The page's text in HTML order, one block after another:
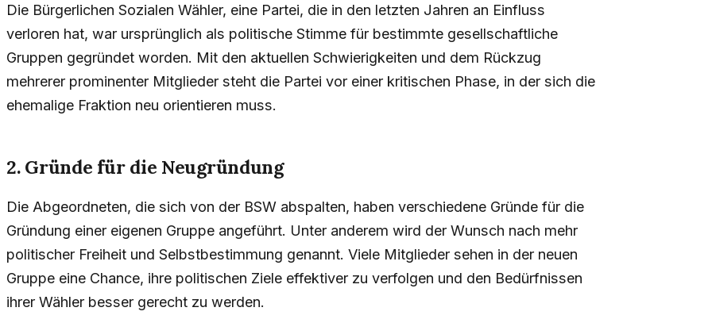
Die Bürgerlichen Sozialen Wähler, eine Partei, die in den letzten Jahren an Einfluss
verloren hat, war ursprünglich als politische Stimme für bestimmte gesellschaftliche
Gruppen gegründet worden. Mit den aktuellen Schwierigkeiten und dem Rückzug
mehrerer prominenter Mitglieder steht die Partei vor einer kritischen Phase, in der sich die
ehemalige Fraktion neu orientieren muss.
2. Gründe für die Neugründung
Die Abgeordneten, die sich von der BSW abspalten, haben verschiedene Gründe für die
Gründung einer eigenen Gruppe angeführt. Unter anderem wird der Wunsch nach mehr
politischer Freiheit und Selbstbestimmung genannt. Viele Mitglieder sehen in der neuen
Gruppe eine Chance, ihre politischen Ziele effektiver zu verfolgen und den Bedürfnissen
ihrer Wähler besser gerecht zu werden.